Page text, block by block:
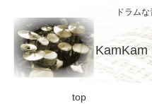
ドラム
KamKam
top